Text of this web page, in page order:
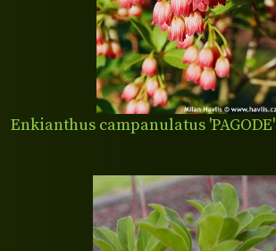
Enkianthus campanulatus 'PAGODE'